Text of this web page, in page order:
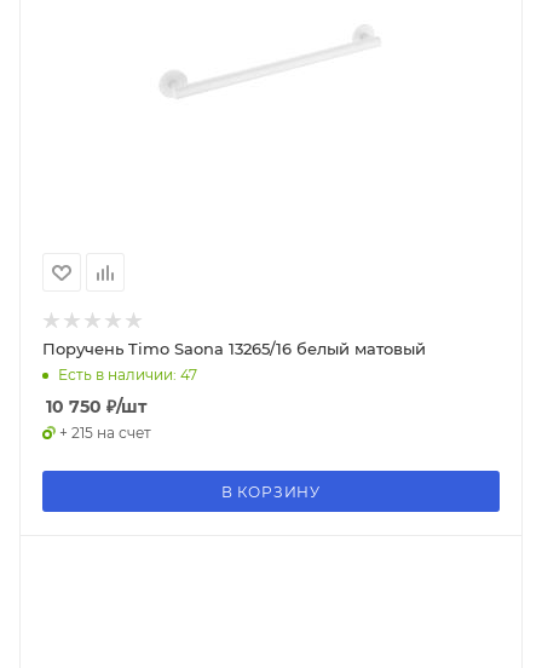
Поручень Timo Saona 13265/16 белый матовый
Есть в наличии: 47
10 750 ₽/шт
+ 215 на счет
В КОРЗИНУ